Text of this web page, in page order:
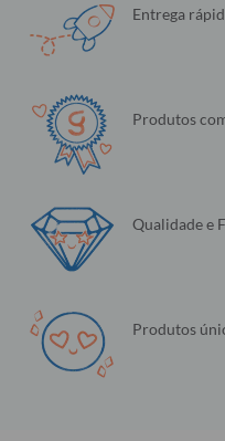
Entrega
Produtos
Qualidade e
Produtos